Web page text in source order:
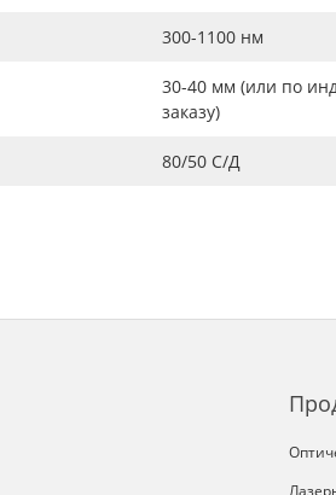
300-1100 нм
30-40 мм (или по
заказу)
80/50 С/Д